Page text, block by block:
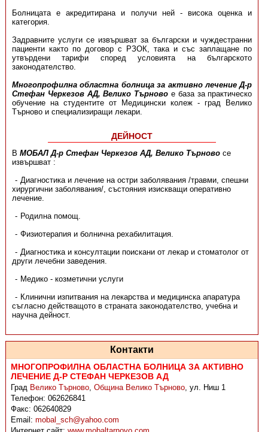
Болницата е акредитирана и получи ней - висока оценка и
категория.
Задравните услуги се извършват за български и чуждестранни
пациенти както по договор с РЗОК, така и със заплащане по
утвърдени тарифи според условията на българското
законодателство.
Многопрофилна областна болница за активно лечение Д-р
Стефан Черкезов АД, Велико Търново е база за практическо
обучение на студентите от Медицински колеж - град Велико
Търново и специализиращи лекари.
ДЕЙНОСТ
В МОБАЛ Д-р Стефан Черкезов АД, Велико Търновосе
извършват :
Диагностика и лечение на остри заболявания /травми, спешни
хирургични заболявания/, състояния изискващи оперативно
лечение.
Родилна помощ.
Физиотерапия и болнична рехабилитация.
Диагностика и консултации поискани от лекар и стоматолог от
други лечебни заведения.
Медико - козметични услуги
Клинични изпитвания на лекарства и медицинска апаратура
съгласно действащото в страната законодателство, учебна и
научна дейност.
Контакти
МНОГОПРОФИЛНА ОБЛАСТНА БОЛНИЦА ЗА АКТИВНО
ЛЕЧЕНИЕ Д-Р СТЕФАН ЧЕРКЕЗОВ АД
Град Велико Търново,Община Велико Търново,ул. Ниш 1
Телефон:062626841
Факс:062640829
Email:mobal_sch@yahoo.com